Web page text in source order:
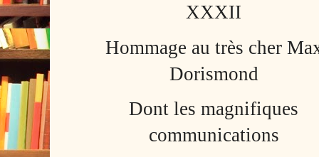
XXXII
Hommage au très cher
Dorismond
Dont les magnifiques
communications